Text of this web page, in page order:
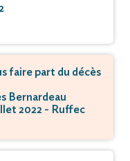
faire part du décès
Bernardeau
2022 - Ruffec